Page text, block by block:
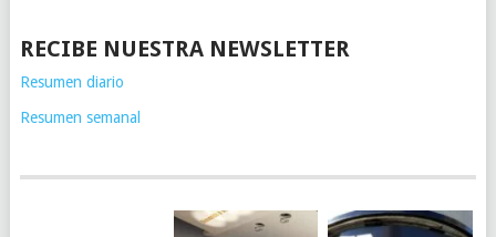
RECIBE NUESTRA NEWSLETTER
Resumen diario
Resumen semanal